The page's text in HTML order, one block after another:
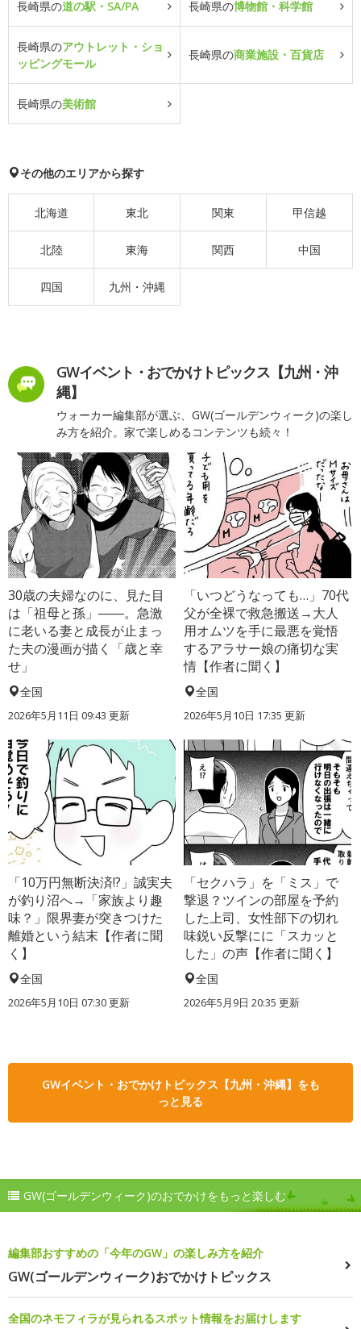
長崎県の道の駅・SA/PA 長崎県の博物館・科学館
長崎県のアウトレット・ショ
ッピングモール
長崎県の商業施設・百貨店
長崎県の美術館
その他のエリアから探す
北海道 東北 関東 甲信越
北陸 東海 関西 中国
四国 九州・沖縄
GWイベント・おでかけトピックス【九州・沖
縄】
ウォーカー編集部が選ぶ、GW(ゴールデンウィーク)の楽し
み方を紹介。家で楽しめるコンテンツも続々！
30歳の夫婦なのに、見た目
は「祖母と孫」――。急激
に老いる妻と成長が止まっ
た夫の漫画が描く「歳と幸
せ」
全国
2026年5月11日 09:43 更新
「いつどうなっても…」70代
父が全裸で救急搬送→大人
用オムツを手に最悪を覚悟
するアラサー娘の痛切な実
情【作者に聞く】
全国
2026年5月10日 17:35 更新
「10万円無断決済!?」誠実夫
が釣り沼へ→「家族より趣
味？」限界妻が突きつけた
離婚という結末【作者に聞
く】
全国
2026年5月10日 07:30 更新
「セクハラ」を「ミス」で
撃退？ツインの部屋を予約
した上司、女性部下の切れ
味鋭い反撃にに「スカッと
した」の声【作者に聞く】
全国
2026年5月9日 20:35 更新
GWイベント・おでかけトピックス【九州・沖縄】をも
っと見る
GW(ゴールデンウィーク)のおでかけをもっと楽しむ
編集部おすすめの「今年のGW」の楽しみ方を紹介
GW(ゴールデンウィーク)おでかけトピックス
全国のネモフィラが見られるスポット情報をお届けします